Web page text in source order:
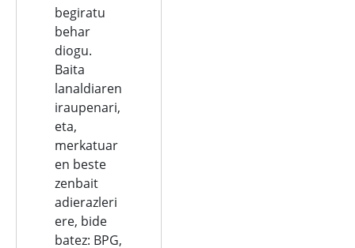
begiratu
behar
diogu.
Baita
lanaldiaren
iraupenari,
eta,
merkatuar
en beste
zenbait
adierazleri
ere, bide
batez: BPG,